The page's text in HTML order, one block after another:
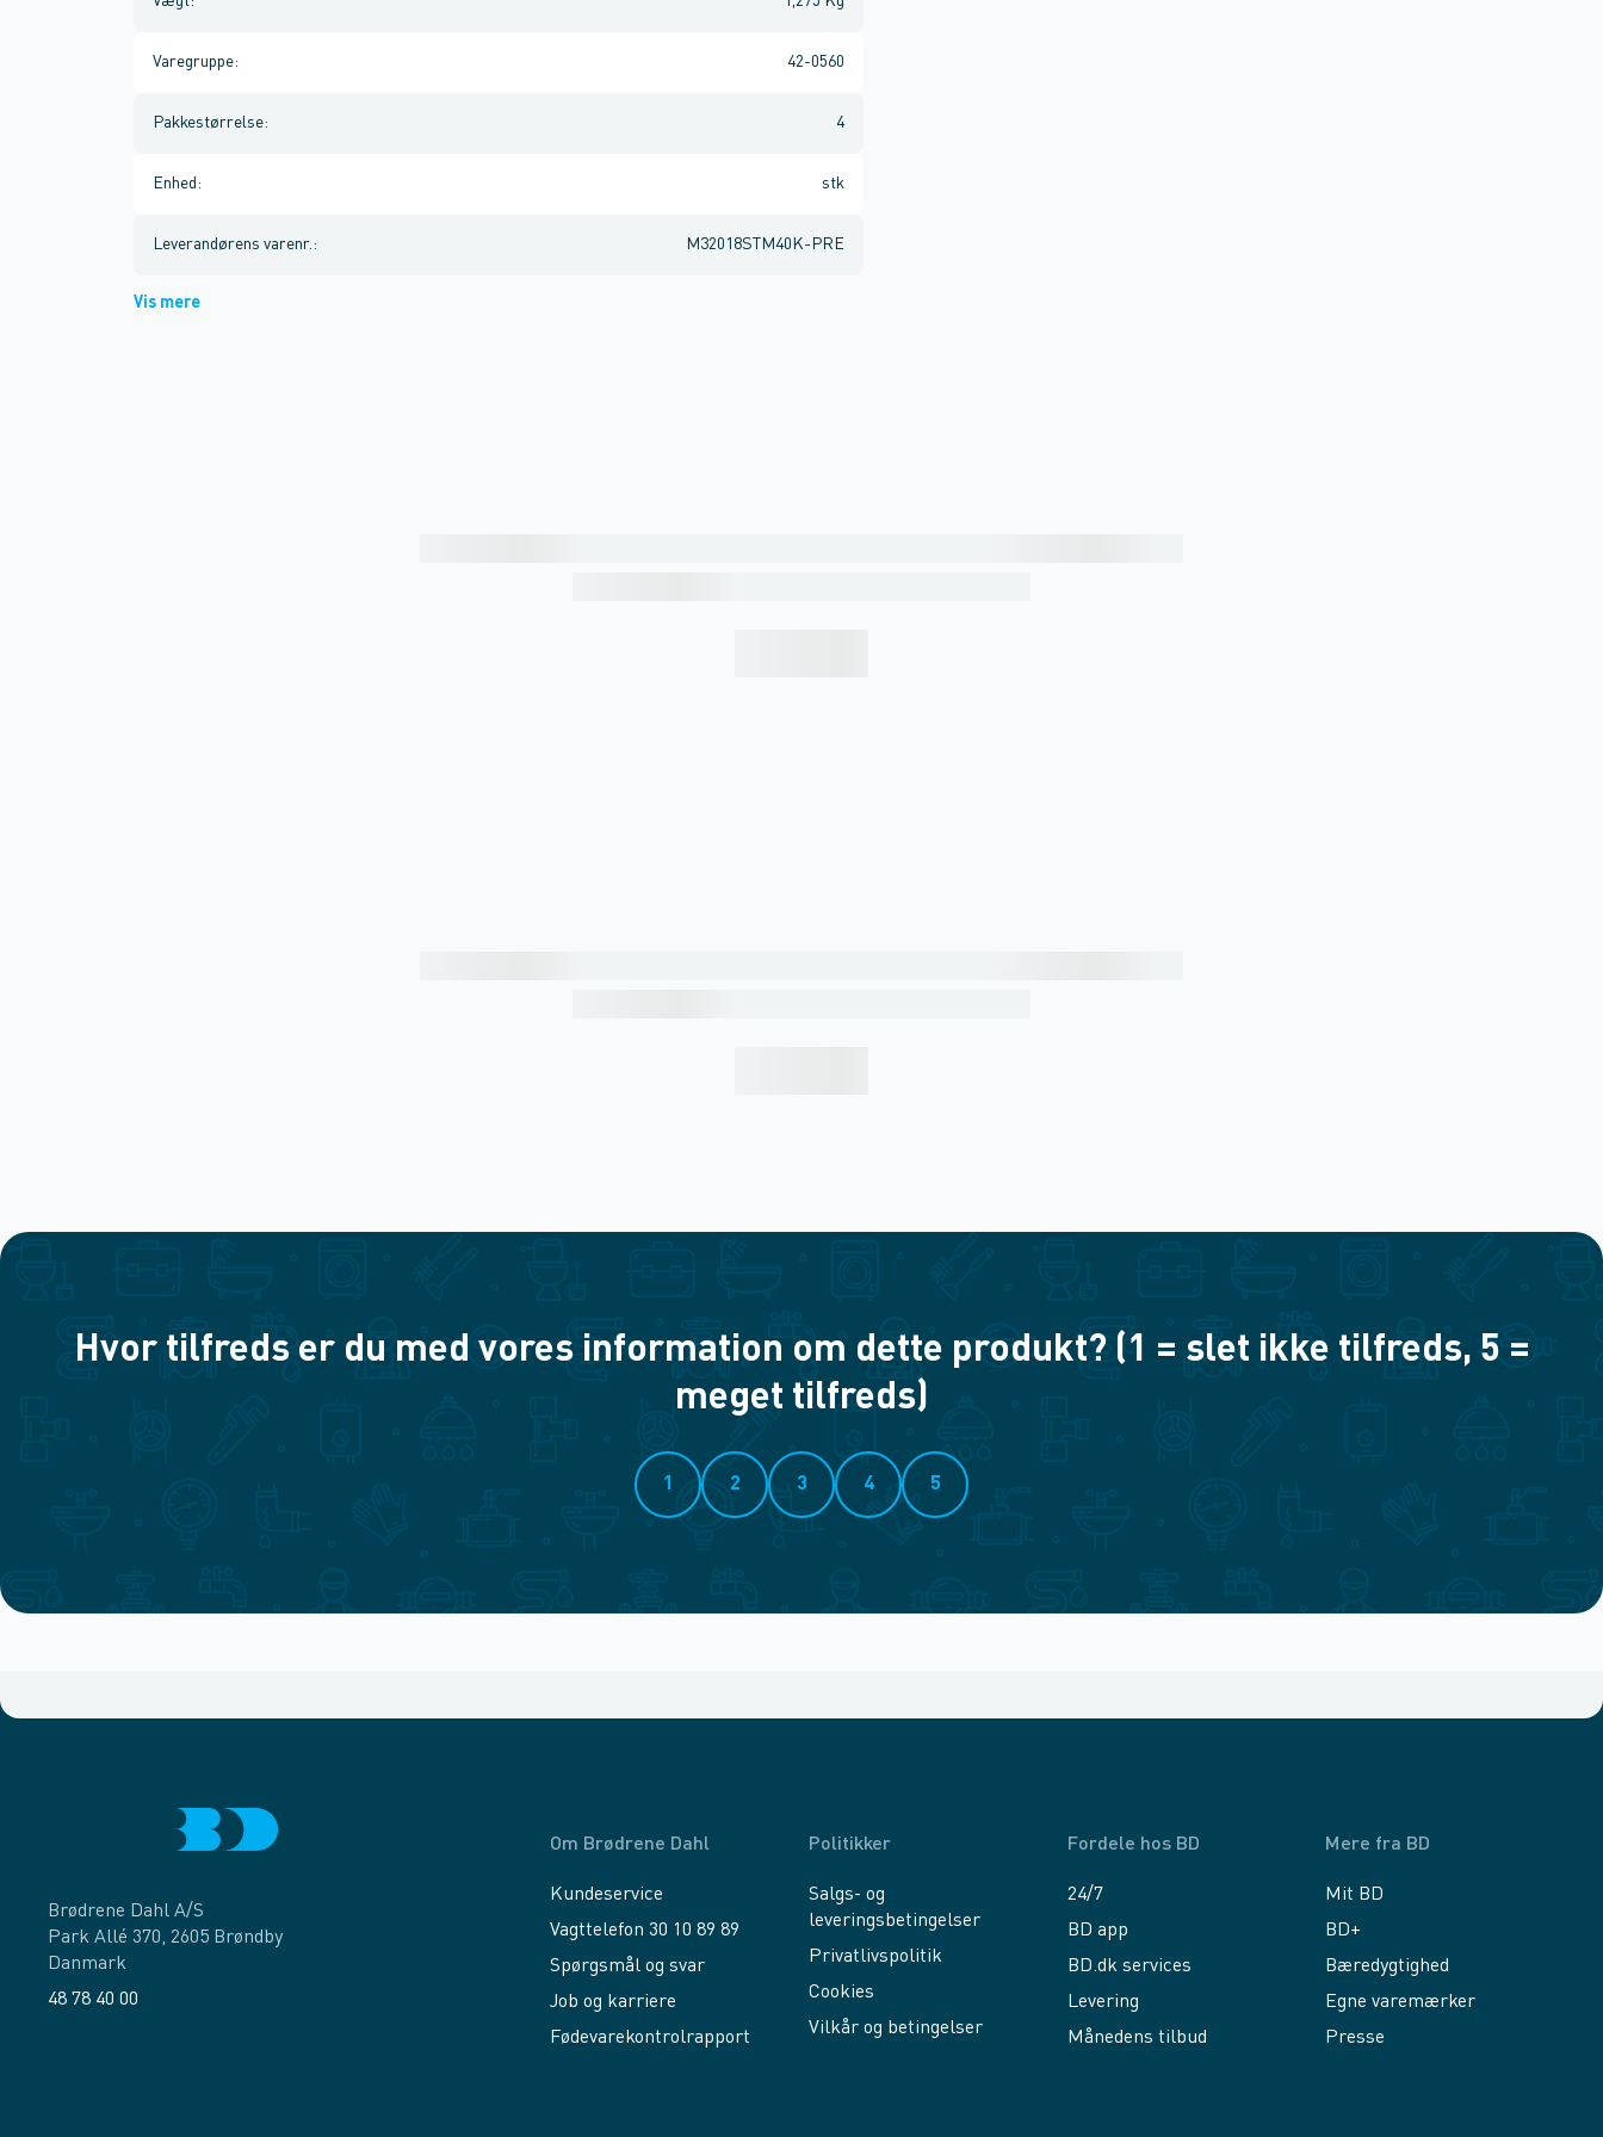
Varegruppe: 42-0560
Pakkestørrelse: 4
Enhed : stk
Leverandørens varenr. : M32018STM40K-PRE
Vis mere
Hvor tilfreds er du med vores information om dette produkt? (1 = slet ikke tilfreds, 5 =
meget tilfreds)
1 2 3 4 5
Brødrene Dahl A/S
Park Allé 370, 2605 Brøndby
Danmark
48 78 40 00
Om Brødrene Dahl
Kundeservice
Vagttelefon 30 10 89 89
Spørgsmål og svar
Job og karriere
Fødevarekontrolrapport
Politikker
Salgs- og
leveringsbetingelser
Privatlivspolitik
Cookies
Vilkår og betingelser
Fordele hos BD
24/7
BD app
BD.dk services
Levering
Månedens tilbud
Mere fra BD
Mit BD
BD+
Bæredygtighed
Egne varemærker
Presse